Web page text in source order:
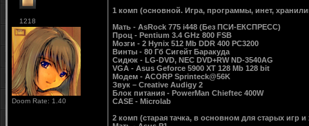
1218
Doom Rate: 1.40
1 комп (основной. Игра, программы, инет,
Мать - AsRock 775 i448 (Без ПСИ-ЕКСПРЕСС)
Проц - Pentium 3.4 GHz 800 FSB
Мозги - 2 Hynix 512 Mb DDR 400 PC3200
Винты - 80 Гб Сигейт Баракуда
Сидюк - LG-DVD, NEC DVD+RW ND-3540AG
VGA - Asus Geforce 5900 XT 128 Mb 128 bit
Модем - ACORP Sprinteck@56K
Звук – Creative Audigy 2
Блок питания - PowerMan Chieftec 400W
CASE - Microlab
2 комп (старая тачка, в основном для старых